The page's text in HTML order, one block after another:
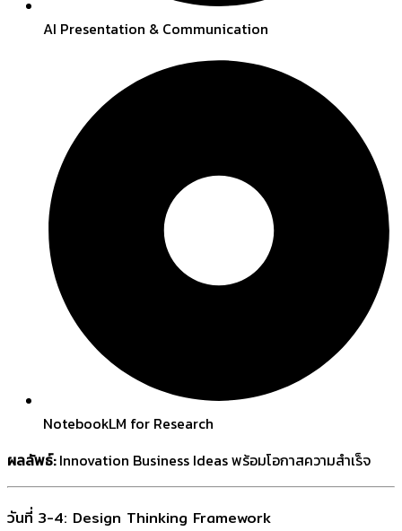
AI Presentation & Communication
NotebookLM for Research
ผลลัพธ์:Innovation Business Ideas พร้อมโอกาสความสำเร็จ
วันที่ 3-4: Design Thinking Framework